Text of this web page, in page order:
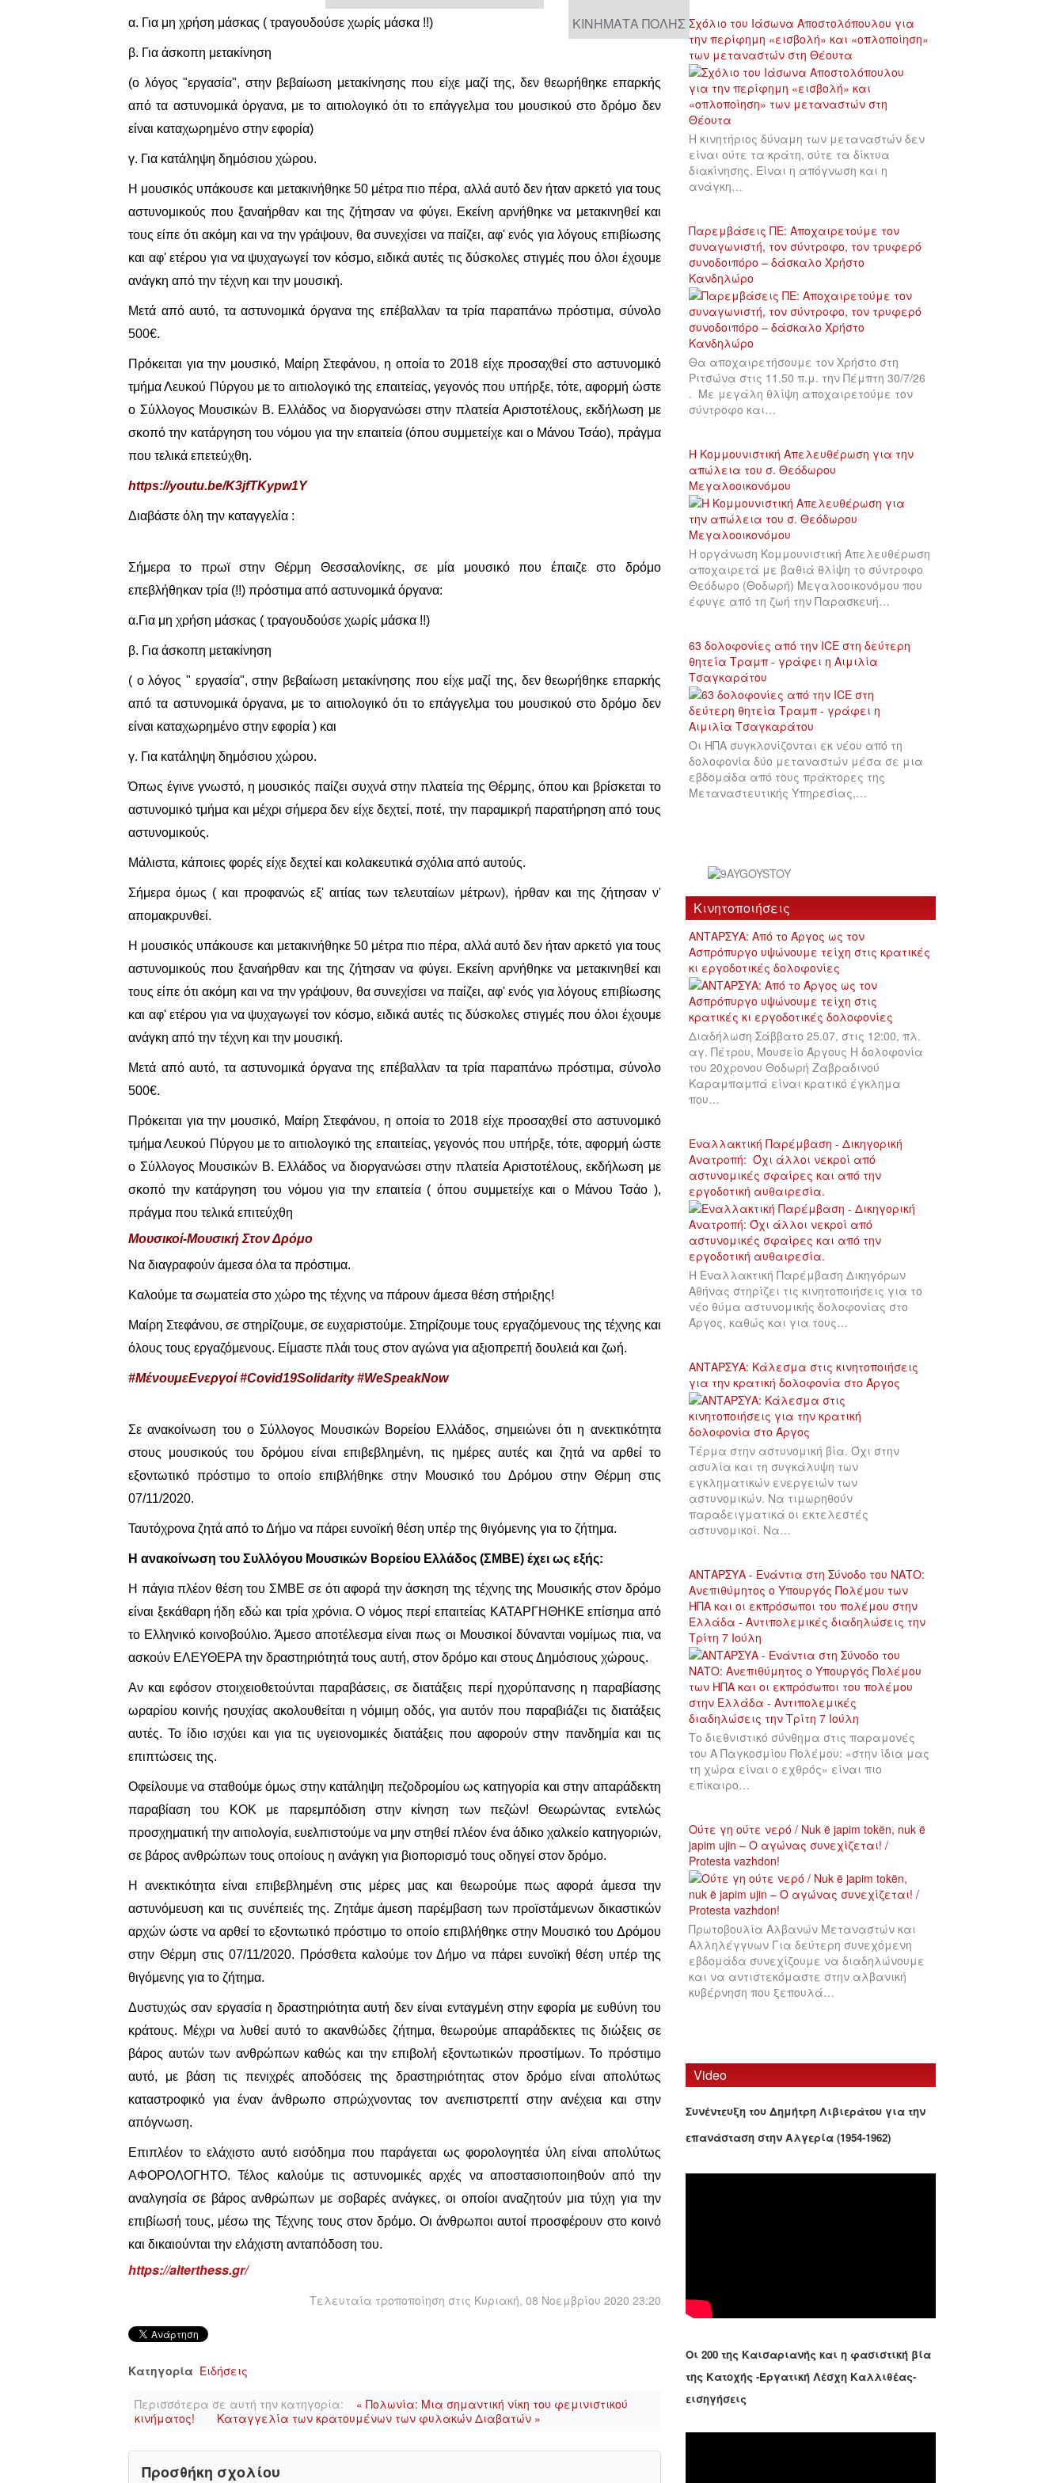
ΚΙΝΉΜΑΤΑ ΠΌΛΗΣ
α. Για μη χρήση μάσκας ( τραγουδούσε χωρίς μάσκα !!)
β. Για άσκοπη μετακίνηση
(ο λόγος "εργασία", στην βεβαίωση μετακίνησης που είχε μαζί της, δεν θεωρήθηκε επαρκής
από τα αστυνομικά όργανα, με το αιτιολογικό ότι το επάγγελμα του μουσικού στο δρόμο δεν
είναι καταχωρημένο στην εφορία)
γ. Για κατάληψη δημόσιου χώρου.
Η μουσικός υπάκουσε και μετακινήθηκε 50 μέτρα πιο πέρα, αλλά αυτό δεν ήταν αρκετό για τους
αστυνομικούς που ξαναήρθαν και της ζήτησαν να φύγει. Εκείνη αρνήθηκε να μετακινηθεί και
τους είπε ότι ακόμη και να την γράψουν, θα συνεχίσει να παίζει, αφ' ενός για λόγους επιβίωσης
και αφ' ετέρου για να ψυχαγωγεί τον κόσμο, ειδικά αυτές τις δύσκολες στιγμές που όλοι έχουμε
ανάγκη από την τέχνη και την μουσική.
Μετά από αυτό, τα αστυνομικά όργανα της επέβαλλαν τα τρία παραπάνω πρόστιμα, σύνολο
500€.
Πρόκειται για την μουσικό, Μαίρη Στεφάνου, η οποία το 2018 είχε προσαχθεί στο αστυνομικό
τμήμα Λευκού Πύργου με το αιτιολογικό της επαιτείας, γεγονός που υπήρξε, τότε, αφορμή ώστε
ο Σύλλογος Μουσικών Β. Ελλάδος να διοργανώσει στην πλατεία Αριστοτέλους, εκδήλωση με
σκοπό την κατάργηση του νόμου για την επαιτεία (όπου συμμετείχε και ο Μάνου Τσάο), πράγμα
που τελικά επετεύχθη.
https://youtu.be/K3jfTKypw1Y
Διαβάστε όλη την καταγγελία :
Σήμερα το πρωϊ στην Θέρμη Θεσσαλονίκης, σε μία μουσικό που έπαιζε στο δρόμο
επεβλήθηκαν τρία (!!) πρόστιμα από αστυνομικά όργανα:
α.Για μη χρήση μάσκας ( τραγουδούσε χωρίς μάσκα !!)
β. Για άσκοπη μετακίνηση
( ο λόγος " εργασία", στην βεβαίωση μετακίνησης που είχε μαζί της, δεν θεωρήθηκε επαρκής
από τα αστυνομικά όργανα, με το αιτιολογικό ότι το επάγγελμα του μουσικού στο δρόμο δεν
είναι καταχωρημένο στην εφορία ) και
γ. Για κατάληψη δημόσιου χώρου.
Όπως έγινε γνωστό, η μουσικός παίζει συχνά στην πλατεία της Θέρμης, όπου και βρίσκεται το
αστυνομικό τμήμα και μέχρι σήμερα δεν είχε δεχτεί, ποτέ, την παραμικρή παρατήρηση από τους
αστυνομικούς.
Μάλιστα, κάποιες φορές είχε δεχτεί και κολακευτικά σχόλια από αυτούς.
Σήμερα όμως ( και προφανώς εξ' αιτίας των τελευταίων μέτρων), ήρθαν και της ζήτησαν ν'
απομακρυνθεί.
Η μουσικός υπάκουσε και μετακινήθηκε 50 μέτρα πιο πέρα, αλλά αυτό δεν ήταν αρκετό για τους
αστυνομικούς που ξαναήρθαν και της ζήτησαν να φύγει. Εκείνη αρνήθηκε να μετακινηθεί και
τους είπε ότι ακόμη και να την γράψουν, θα συνεχίσει να παίζει, αφ' ενός για λόγους επιβίωσης
και αφ' ετέρου για να ψυχαγωγεί τον κόσμο, ειδικά αυτές τις δύσκολες στιγμές που όλοι έχουμε
ανάγκη από την τέχνη και την μουσική.
Μετά από αυτό, τα αστυνομικά όργανα της επέβαλλαν τα τρία παραπάνω πρόστιμα, σύνολο
500€.
Πρόκειται για την μουσικό, Μαίρη Στεφάνου, η οποία το 2018 είχε προσαχθεί στο αστυνομικό
τμήμα Λευκού Πύργου με το αιτιολογικό της επαιτείας, γεγονός που υπήρξε, τότε, αφορμή ώστε
ο Σύλλογος Μουσικών Β. Ελλάδος να διοργανώσει στην πλατεία Αριστοτέλους, εκδήλωση με
σκοπό την κατάργηση του νόμου για την επαιτεία ( όπου συμμετείχε και ο Μάνου Τσάο ),
πράγμα που τελικά επιτεύχθη
Μουσικοί-Μουσική Στον Δρόμο
Να διαγραφούν άμεσα όλα τα πρόστιμα.
Καλούμε τα σωματεία στο χώρο της τέχνης να πάρουν άμεσα θέση στήριξης!
Μαίρη Στεφάνου, σε στηρίζουμε, σε ευχαριστούμε. Στηρίζουμε τους εργαζόμενους της τέχνης και
όλους τους εργαζόμενους. Είμαστε πλάι τους στον αγώνα για αξιοπρεπή δουλειά και ζωή.
#ΜένουμεΕνεργοί #Covid19Solidarity #WeSpeakNow
Σε ανακοίνωση του ο Σύλλογος Μουσικών Βορείου Ελλάδος, σημειώνει ότι η ανεκτικότητα
στους μουσικούς του δρόμου είναι επιβεβλημένη, τις ημέρες αυτές και ζητά να αρθεί το
εξοντωτικό πρόστιμο το οποίο επιβλήθηκε στην Μουσικό του Δρόμου στην Θέρμη στις
07/11/2020.
Ταυτόχρονα ζητά από το Δήμο να πάρει ευνοϊκή θέση υπέρ της θιγόμενης για το ζήτημα.
H ανακοίνωση του Συλλόγου Μουσικών Βορείου Ελλάδος (ΣΜΒΕ) έχει ως εξής:
H πάγια πλέον θέση του ΣΜΒΕ σε ότι αφορά την άσκηση της τέχνης της Μουσικής στον δρόμο
είναι ξεκάθαρη ήδη εδώ και τρία χρόνια. Ο νόμος περί επαιτείας ΚΑΤΑΡΓΗΘΗΚΕ επίσημα από
το Ελληνικό κοινοβούλιο. Άμεσο αποτέλεσμα είναι πως οι Μουσικοί δύνανται νομίμως πια, να
ασκούν ΕΛΕΥΘΕΡΑ την δραστηριότητά τους αυτή, στον δρόμο και στους Δημόσιους χώρους.
Αν και εφόσον στοιχειοθετούνται παραβάσεις, σε διατάξεις περί ηχορύπανσης η παραβίασης
ωραρίου κοινής ησυχίας ακολουθείται η νόμιμη οδός, για αυτόν που παραβιάζει τις διατάξεις
αυτές. Το ίδιο ισχύει και για τις υγειονομικές διατάξεις που αφορούν στην πανδημία και τις
επιπτώσεις της.
Οφείλουμε να σταθούμε όμως στην κατάληψη πεζοδρομίου ως κατηγορία και στην απαράδεκτη
παραβίαση του ΚΟΚ με παρεμπόδιση στην κίνηση των πεζών! Θεωρώντας εντελώς
προσχηματική την αιτιολογία, ευελπιστούμε να μην στηθεί πλέον ένα άδικο χαλκείο κατηγοριών,
σε βάρος ανθρώπων τους οποίους η ανάγκη για βιοπορισμό τους οδηγεί στον δρόμο.
Η ανεκτικότητα είναι επιβεβλημένη στις μέρες μας και θεωρούμε πως αφορά άμεσα την
αστυνόμευση και τις συνέπειές της. Ζητάμε άμεση παρέμβαση των προϊστάμενων δικαστικών
αρχών ώστε να αρθεί το εξοντωτικό πρόστιμο το οποίο επιβλήθηκε στην Μουσικό του Δρόμου
στην Θέρμη στις 07/11/2020. Πρόσθετα καλούμε τον Δήμο να πάρει ευνοϊκή θέση υπέρ της
θιγόμενης για το ζήτημα.
Δυστυχώς σαν εργασία η δραστηριότητα αυτή δεν είναι ενταγμένη στην εφορία με ευθύνη του
κράτους. Μέχρι να λυθεί αυτό το ακανθώδες ζήτημα, θεωρούμε απαράδεκτες τις διώξεις σε
βάρος αυτών των ανθρώπων καθώς και την επιβολή εξοντωτικών προστίμων. Το πρόστιμο
αυτό, με βάση τις πενιχρές αποδόσεις της δραστηριότητας στον δρόμο είναι απολύτως
καταστροφικό για έναν άνθρωπο σπρώχνοντας τον ανεπιστρεπτί στην ανέχεια και στην
απόγνωση.
Επιπλέον το ελάχιστο αυτό εισόδημα που παράγεται ως φορολογητέα ύλη είναι απολύτως
ΑΦΟΡΟΛΟΓΗΤΟ. Τέλος καλούμε τις αστυνομικές αρχές να αποστασιοποιηθούν από την
αναλγησία σε βάρος ανθρώπων με σοβαρές ανάγκες, οι οποίοι αναζητούν μια τύχη για την
επιβίωσή τους, μέσω της Τέχνης τους στον δρόμο. Οι άνθρωποι αυτοί προσφέρουν στο κοινό
και δικαιούνται την ελάχιστη ανταπόδοση του.
https://alterthess.gr/
Τελευταία τροποποίηση στις Κυριακή, 08 Νοεμβρίου 2020 23:20
Κατηγορία Ειδήσεις
Περισσότερα σε αυτή την κατηγορία:
« Πολωνία: Μια σημαντική νίκη του φεμινιστικού
κινήματος!
Καταγγελία των κρατουμένων των φυλακών Διαβατών »
Προσθήκη σχολίου
Σχόλιο του Ιάσωνα Αποστολόπουλου για
την περίφημη «εισβολή» και «οπλοποίηση»
των μεταναστών στη Θέουτα
Η κινητήριος δύναμη των μεταναστών δεν
είναι ούτε τα κράτη, ούτε τα δίκτυα
διακίνησης. Είναι η απόγνωση και η
ανάγκη…
Παρεμβάσεις ΠΕ: Αποχαιρετούμε τον
συναγωνιστή, τον σύντροφο, τον τρυφερό
συνοδοιπόρο – δάσκαλο Χρήστο
Κανδηλώρο
Θα αποχαιρετήσουμε τον Χρήστο στη
Ριτσώνα στις 11.50 π.μ. την Πέμπτη 30/7/26
. Με μεγάλη θλίψη αποχαιρετούμε τον
σύντροφο και…
Η Κομμουνιστική Απελευθέρωση για την
απώλεια του σ. Θεόδωρου
Μεγαλοοικονόμου
Η οργάνωση Κομμουνιστική Απελευθέρωση
αποχαιρετά με βαθιά θλίψη το σύντροφο
Θεόδωρο (Θοδωρή) Μεγαλοοικονόμου που
έφυγε από τη ζωή την Παρασκευή…
63 δολοφονίες από την ICE στη δεύτερη
θητεία Τραμπ - γράφει η Αιμιλία
Τσαγκαράτου
Οι ΗΠΑ συγκλονίζονται εκ νέου από τη
δολοφονία δύο μεταναστών μέσα σε μια
εβδομάδα από τους πράκτορες της
Μεταναστευτικής Υπηρεσίας,…
Κινητοποιήσεις
ΑΝΤΑΡΣΥΑ: Από το Άργος ως τον
Ασπρόπυργο υψώνουμε τείχη στις κρατικές
κι εργοδοτικές δολοφονίες
Διαδήλωση Σάββατο 25.07, στις 12:00, πλ.
αγ. Πέτρου, Μουσείο Άργους Η δολοφονία
του 20χρονου Θοδωρή Ζαβραδινού
Καραμπαμπά είναι κρατικό έγκλημα
που…
Εναλλακτική Παρέμβαση - Δικηγορική
Ανατροπή: Όχι άλλοι νεκροί από
αστυνομικές σφαίρες και από την
εργοδοτική αυθαιρεσία.
Η Εναλλακτική Παρέμβαση Δικηγόρων
Αθήνας στηρίζει τις κινητοποιήσεις για το
νέο θύμα αστυνομικής δολοφονίας στο
Άργος, καθώς και για τους…
ΑΝΤΑΡΣΥΑ: Κάλεσμα στις κινητοποιήσεις
για την κρατική δολοφονία στο Άργος
Τέρμα στην αστυνομική βία. Όχι στην
ασυλία και τη συγκάλυψη των
εγκληματικών ενεργειών των
αστυνομικών. Να τιμωρηθούν
παραδειγματικά οι εκτελεστές
αστυνομικοί. Να…
ΑΝΤΑΡΣΥΑ - Ενάντια στη Σύνοδο του ΝΑΤΟ:
Ανεπιθύμητος ο Υπουργός Πολέμου των
ΗΠΑ και οι εκπρόσωποι του πολέμου στην
Ελλάδα - Αντιπολεμικές διαδηλώσεις την
Τρίτη 7 Ιούλη
Το διεθνιστικό σύνθημα στις παραμονές
του Α Παγκοσμίου Πολέμου: «στην ίδια μας
τη χώρα είναι ο εχθρός» είναι πιο
επίκαιρο…
Ούτε γη ούτε νερό / Nuk ë japim tokën, nuk ë
japim ujin – Ο αγώνας συνεχίζεται! /
Protesta vazhdon!
Πρωτοβουλία Αλβανών Μεταναστών και
Αλληλέγγυων Για δεύτερη συνεχόμενη
εβδομάδα συνεχίζουμε να διαδηλώνουμε
και να αντιστεκόμαστε στην αλβανική
κυβέρνηση που ξεπουλά…
Video
Συνέντευξη του Δημήτρη Λιβιεράτου για την
επανάσταση στην Αλγερία (1954-1962)
Οι 200 της Καισαριανής και η φασιστική βία
της Κατοχής -Εργατική Λέσχη Καλλιθέας-
εισηγήσεις